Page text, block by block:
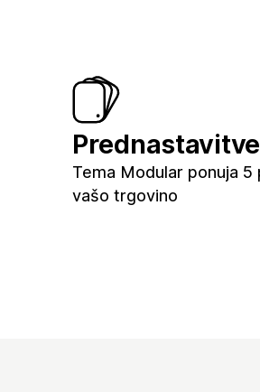
Prednastavitve
Tema Modular ponuja
vašo trgovino